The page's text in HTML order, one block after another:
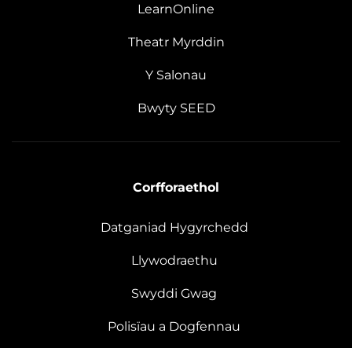
LearnOnline
Theatr Myrddin
Y Salonau
Bwyty SEED
Corfforaethol
Datganiad Hygyrchedd
Llywodraethu
Swyddi Gwag
Polisïau a Dogfennau